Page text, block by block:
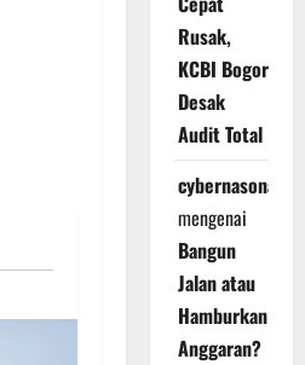
Rusak,
KCBI Bogor
Desak
Audit Total
cybernasonal
mengenai
Bangun
Jalan atau
Hamburkan
Anggaran?